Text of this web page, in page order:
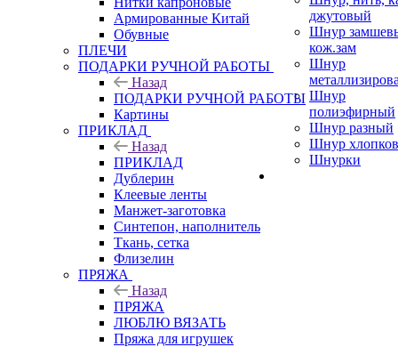
джутовый
Шнур
кож.зам
Шнур
Шнур
полиэфирный
Шнур разный
Шнур
Шнурки
Армированные Китай
Обувные
ПЛЕЧИ
ПОДАРКИ РУЧНОЙ РАБОТЫ
Назад
ПОДАРКИ РУЧНОЙ РАБОТЫ
Картины
ПРИКЛАД
Назад
ПРИКЛАД
Дублерин
Клеевые ленты
Манжет-заготовка
Синтепон, наполнитель
Ткань, сетка
Флизелин
ПРЯЖА
Назад
ПРЯЖА
ЛЮБЛЮ ВЯЗАТЬ
Пряжа для игрушек